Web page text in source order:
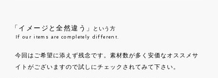
「イメージと全然違う」 という方
If our items are completely different.
今回はご希望に添えず残念です。素材数が多く安価なオススメサ
イトがございますので試しにチェックされてみて下さい。